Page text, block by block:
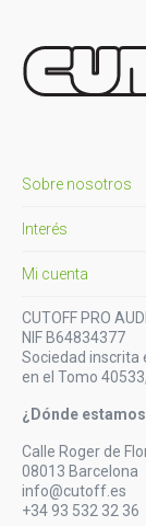
Sobre nosotros
Interés
Mi cuenta
CUTOFF PRO
NIF B64834377
Sociedad inscrita
en el Tomo
¿Dónde
Calle Roger de
08013 Barcelona
info@cutoff.es
+34 93 532 32 36